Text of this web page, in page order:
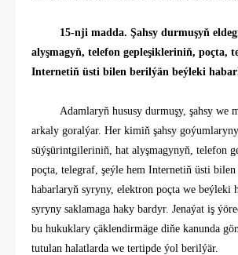
15-nji madda. Şahsy durmuşyň
alyşmagyň, telefon gepleşikleriniň, poçta,
Internetiň üsti bilen berilýän beýleki
Adamlaryň hususy durmuşy, şahsy we
arkaly goralýar. Her kimiň şahsy
süýşürintgileriniň, hat alyşmagynyň, telefon
poçta, telegraf, şeýle hem Internetiň üsti bilen
habarlaryň syryny, elektron poçta we beýleki
syryny saklamaga haky bardyr. Jenaýat iş
bu hukuklary çäklendirmäge diňe kanunda
tutulan halatlarda we tertipde ýol berilýär.